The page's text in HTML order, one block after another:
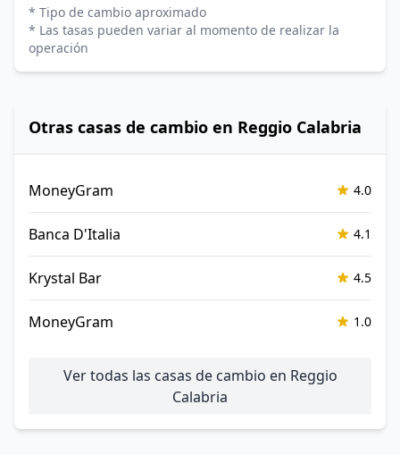
* Tipo de cambio aproximado
* Las tasas pueden variar al momento de realizar la
operación
Otras casas de cambio en Reggio Calabria
MoneyGram 4.0
Banca D'Italia 4.1
Krystal Bar 4.5
MoneyGram 1.0
Ver todas las casas de cambio en Reggio
Calabria